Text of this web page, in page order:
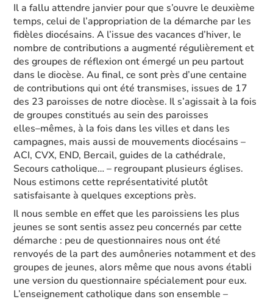
Il a fallu attendre janvier pour que s’ouvre le deuxième
temps, celui de l’appropriation de la démarche par les
fidèles diocésains. A l’issue des vacances d’hiver, le
nombre de contributions a augmenté régulièrement et
des groupes de réflexion ont émergé un peu partout
dans le diocèse. Au final, ce sont près d’une centaine
de contributions qui ont été transmises, issues de 17
des 23 paroisses de notre diocèse. Il s’agissait à la fois
de groupes constitués au sein des paroisses
elles–mêmes, à la fois dans les villes et dans les
campagnes, mais aussi de mouvements diocésains –
ACI, CVX, END, Bercail, guides de la cathédrale,
Secours catholique… – regroupant plusieurs églises.
Nous estimons cette représentativité plutôt
satisfaisante à quelques exceptions près.
Il nous semble en effet que les paroissiens les plus
jeunes se sont sentis assez peu concernés par cette
démarche : peu de questionnaires nous ont été
renvoyés de la part des aumôneries notamment et des
groupes de jeunes, alors même que nous avons établi
une version du questionnaire spécialement pour eux.
L’enseignement catholique dans son ensemble –